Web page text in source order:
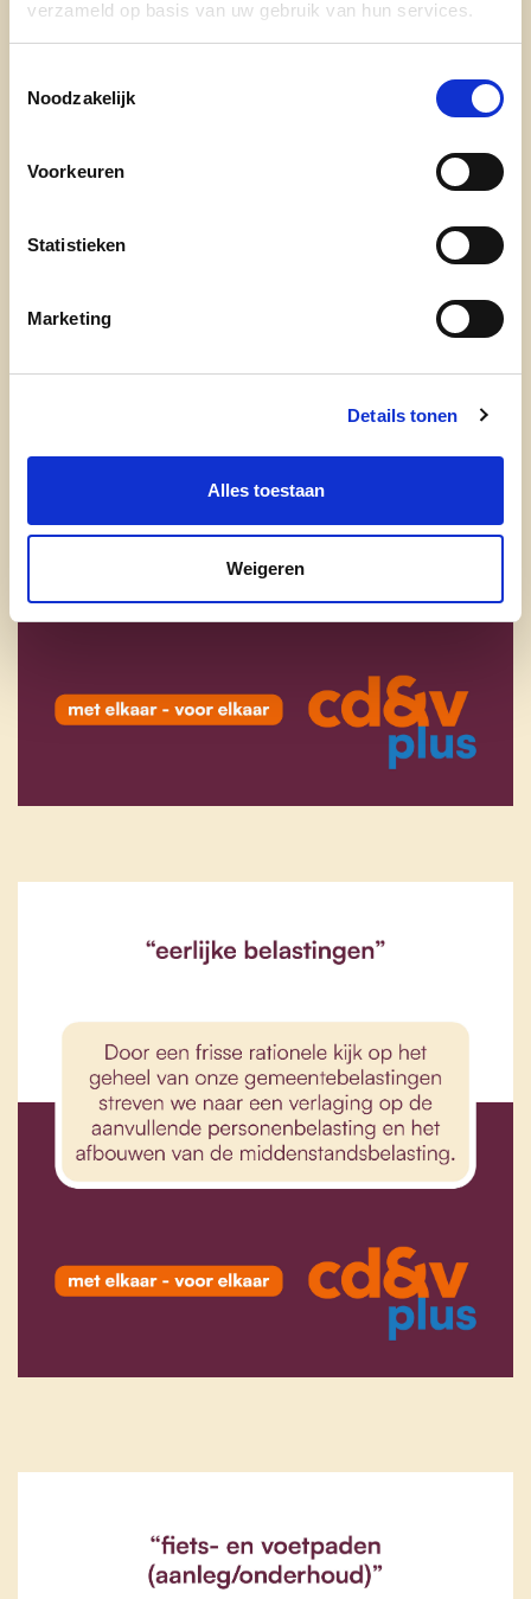
verzameld op basis van uw gebruik van hun services.
Noodzakelijk
Voorkeuren
Statistieken
Marketing
Details tonen
Alles toestaan
Weigeren